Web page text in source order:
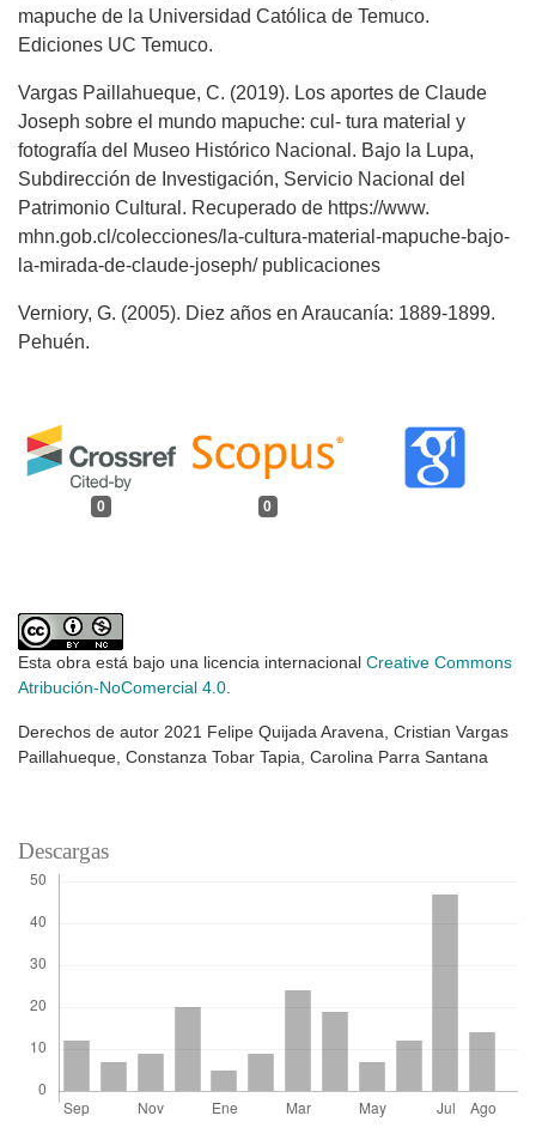
0 0
mapuche de la Universidad Católica de Temuco.
Ediciones UC Temuco.
Vargas Paillahueque, C. (2019). Los aportes de Claude
Joseph sobre el mundo mapuche: cul- tura material y
fotografía del Museo Histórico Nacional. Bajo la Lupa,
Subdirección de Investigación, Servicio Nacional del
Patrimonio Cultural. Recuperado de https://www.
mhn.gob.cl/colecciones/la-cultura-material-mapuche-bajo-
la-mirada-de-claude-joseph/ publicaciones
Verniory, G. (2005). Diez años en Araucanía: 1889-1899.
Pehuén.
Esta obra está bajo una licencia internacional Creative Commons
Atribución-NoComercial 4.0
Derechos de autor 2021 Felipe Quijada Aravena, Cristian Vargas
Paillahueque, Constanza Tobar Tapia, Carolina Parra Santana
Descargas